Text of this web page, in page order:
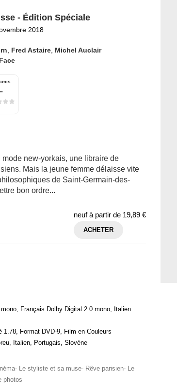
- Édition Spéciale
2018
Fred Astaire, Michel Auclair
new-yorkais, une libraire de
Mais la jeune femme délaisse vite
de Saint-Germain-des-
bon ordre...
neuf à partir de 19,89 €
ACHETER
Français Dolby Digital 2.0 mono, Italien
Format DVD-9, Film en Couleurs
Italien, Portugais, Slovène
Le styliste et sa muse- Rêve parisien- Le
photos